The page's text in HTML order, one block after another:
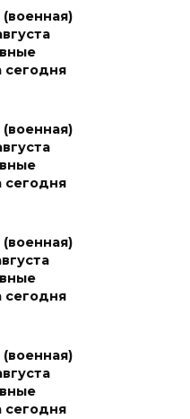
сегодня
сегодня
сегодня
сегодня